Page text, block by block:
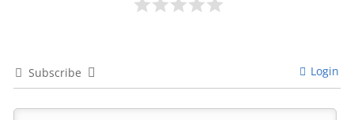
Subscribe Login